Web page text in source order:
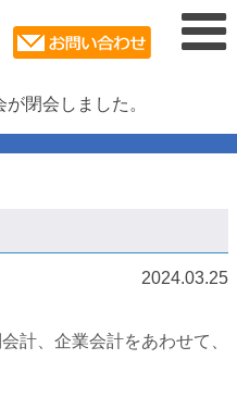
閉会しました。
2024.03.25
計、企業会計をあわせて、